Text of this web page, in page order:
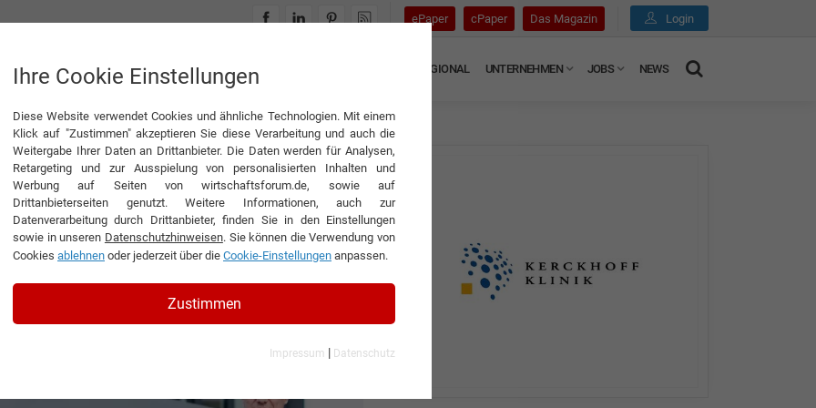
ePaper cPaper Das Magazin Login
INTERVIEWS REGIONAL UNTERNEHMEN JOBS NEWS
Klinik der Zukunft
Klinik der
der Kerckhoff-Klinik GmbH
Ihre Cookie Einstellungen
Diese Website verwendet Cookies und ähnliche Technologien. Mit einem
Klick auf "Zustimmen" akzeptieren Sie diese Verarbeitung und auch die
Weitergabe Ihrer Daten an Drittanbieter. Die Daten werden für Analysen,
Retargeting und zur Ausspielung von personalisierten Inhalten und
Werbung auf Seiten von wirtschaftsforum.de, sowie auf
Drittanbieterseiten genutzt. Weitere Informationen, auch zur
Datenverarbeitung durch Drittanbieter, finden Sie in den Einstellungen
sowie in unseren Datenschutzhinweisen. Sie können die Verwendung von
Cookies ablehnen oder jederzeit über die Cookie-Einstellungen anpassen.
Zustimmen
Impressum | Datenschutz